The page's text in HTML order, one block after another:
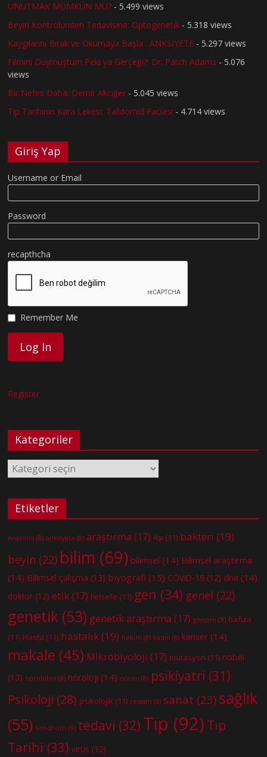
UNUTMAK MÜMKÜN MÜ? - 5.499 views
Beyin Kontrolünden Tedavisine: Optogenetik - 5.318 views
Kaygılarını Bırak ve Okumaya Başla : ANKSİYETE - 5.297 views
Filmini Duymuştum Peki ya Gerçeği?: Dr. Patch Adams - 5.076
views
Bir Nefes Daha: Demir Akciğer - 5.045 views
Tıp Tarihinin Kara Lekesi: Talidomid Faciası - 4.714 views
Giriş Yap
Username or Email
Password
recapthcha
Remember Me
Register
Kategoriler
Kategoriler
Etiketler
Anatomi (8) anksiyete (8) araştırma (17) Aşı (11) bakteri (19)
beyin (22) bilim (69) bilimsel (14) Bilimsel araştırma
(14) Bilimsel çalışma (13) biyografi (15) COVID-19 (12) dna (14)
doktor (12) etik(17) Felsefe (11) gen (34) genel (22)
genetik (53) genetik araştırma (17) genom (9) hafıza
(11) Hasta (11) hastalık(19) hekim (8) kadın (8) kanser (14)
makale (45) Mikrobiyoloji (17) mutasyon (11) nobel
(13) nörobilim (8) nöroloji (14) nöron (8) psikiyatri (31)
Psikoloji (28) psikolojik (11) ressam (8) sanat (23) sağlık
(55) sendrom (9) tedavi (32) Tıp (92) Tıp
Tarihi (33) virüs (12)